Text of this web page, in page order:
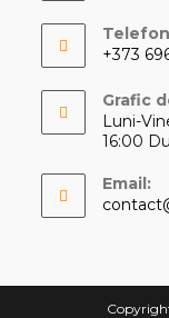
+373
in
your
Grafic
Luni-
16:00
Email: